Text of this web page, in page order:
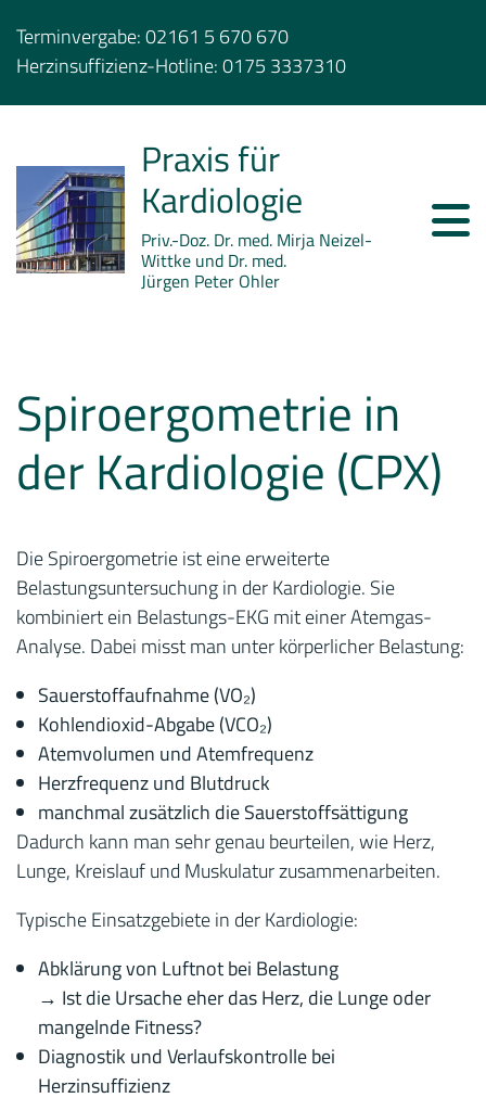
Terminvergabe:02161 5 670 670
Herzinsuffizienz-Hotline:0175 3337310
Praxis für
Kardiologie
Priv.-Doz. Dr. med. Mirja Neizel-
Wittke und Dr. med.
Jürgen Peter Ohler
Spiroergometrie in
der Kardiologie (CPX)
Die Spiroergometrie ist eine erweiterte
Belastungsuntersuchung in der Kardiologie. Sie
kombiniert ein Belastungs-EKG mit einer Atemgas-
Analyse. Dabei misst man unter körperlicher Belastung:
Sauerstoffaufnahme (VO₂)
Kohlendioxid-Abgabe (VCO₂)
Atemvolumen und Atemfrequenz
Herzfrequenz und Blutdruck
manchmal zusätzlich die Sauerstoffsättigung
Dadurch kann man sehr genau beurteilen, wie Herz,
Lunge, Kreislauf und Muskulatur zusammenarbeiten.
Typische Einsatzgebiete in der Kardiologie:
Abklärung von Luftnot bei Belastung
→ Ist die Ursache eher das Herz, die Lunge oder
mangelnde Fitness?
Diagnostik und Verlaufskontrolle bei
Herzinsuffizienz